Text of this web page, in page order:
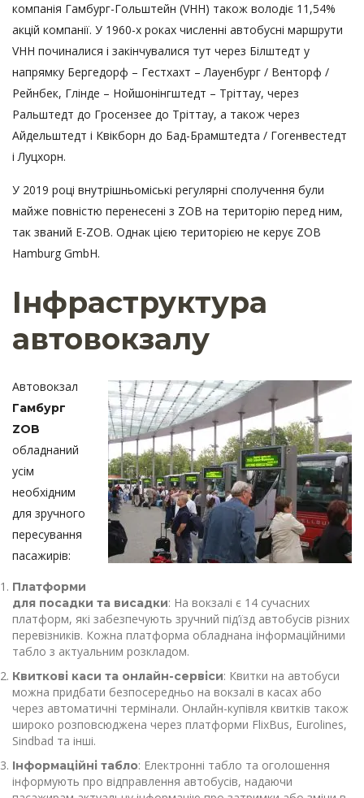
компанія Гамбург-Гольштейн (VHH) також володіє 11,54%
акцій компанії. У 1960-х роках численні автобусні маршрути
VHH починалися і закінчувалися тут через Білштедт у
напрямку Бергедорф – Гестхахт – Лауенбург / Венторф /
Рейнбек, Глінде – Нойшонінгштедт – Тріттау, через
Ральштедт до Гросензее до Тріттау, а також через
Айдельштедт і Квікборн до Бад-Брамштедта / Гогенвестедт
і Луцхорн.
У 2019 році внутрішньоміські регулярні сполучення були
майже повністю перенесені з ZOB на територію перед ним,
так званий E-ZOB. Однак цією територією не керує ZOB
Hamburg GmbH.
Інфраструктура
автовокзалу
Автовокзал
Гамбург
ZOB
обладнаний
усім
необхідним
для зручного
пересування
пасажирів:
Платформи
для посадки та висадки: На вокзалі є 14 сучасних
платформ, які забезпечують зручний під’їзд автобусів різних
перевізників. Кожна платформа обладнана інформаційними
табло з актуальним розкладом.
Квиткові каси та онлайн-сервіси: Квитки на автобуси
можна придбати безпосередньо на вокзалі в касах або
через автоматичні термінали. Онлайн-купівля квитків також
широко розповсюджена через платформи FlixBus, Eurolines,
Sindbad та інші.
Інформаційні табло: Електронні табло та оголошення
інформують про відправлення автобусів, надаючи